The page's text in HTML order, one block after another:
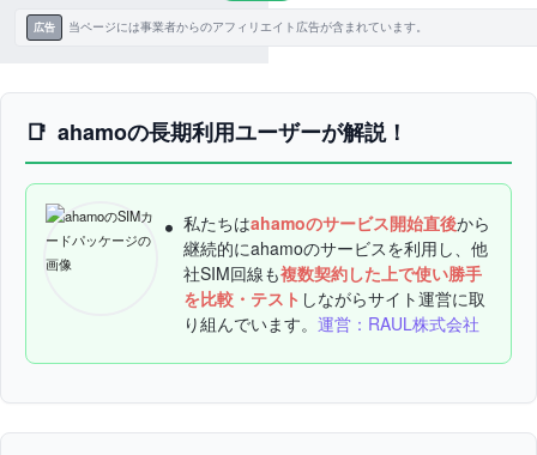
広告 当ページには事業者からのアフィリエイト広告が含まれています。
ahamoの長期利用ユーザーが解説！
私たちはahamoのサービス開始直後から
継続的にahamoのサービスを利用し、他
社SIM回線も複数契約した上で使い勝手
を比較・テスト しながらサイト運営に取
り組んでいます。 運営：RAUL株式会社